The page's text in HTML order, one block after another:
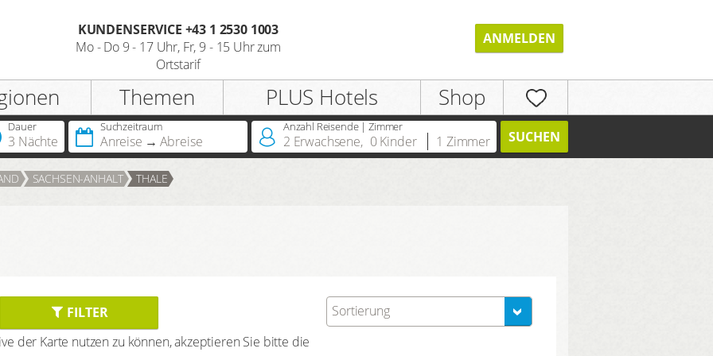
Registrieren
Sie besitzen bereits eine
KUNDENSERVICE +43 1 2530 1003
Mo - Do 9 - 17 Uhr, Fr, 9 - 15 Uhr zum
Ortstarif
ANMELDEN
Themen PLUS Hotels Shop
Dauer
3 Nächte
Suchzeitraum
Anreise Abreise
Anzahl Reisende | Zimmer
2 Erwachsene, 0 Kinder 1 Zimmer SUCHEN
SACHSEN-ANHALT THALE
FILTER
der Karte nutzen zu können, akzeptieren Sie bitte die
Sortierung